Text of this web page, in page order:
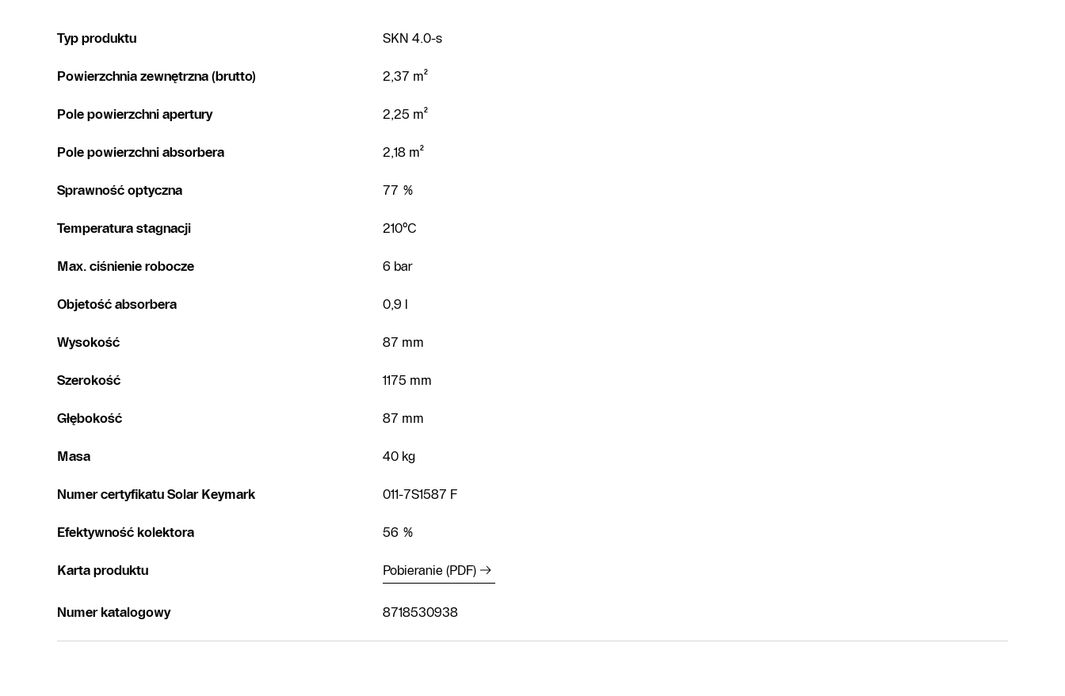
Typ produktu SKN 4.0-s
Powierzchnia zewnętrzna (brutto) 2,37 m²
Pole powierzchni apertury 2,25 m²
Pole powierzchni absorbera 2,18 m²
Sprawność optyczna 77 %
Temperatura stagnacji 210°C
Max. ciśnienie robocze 6 bar
Objetość absorbera 0,9 l
Wysokość 87 mm
Szerokość 1175 mm
Głębokość 87 mm
Masa 40 kg
Numer certyfikatu Solar Keymark 011-7S1587 F
Efektywność kolektora 56 %
Karta produktu Pobieranie (PDF)
Numer katalogowy 8718530938